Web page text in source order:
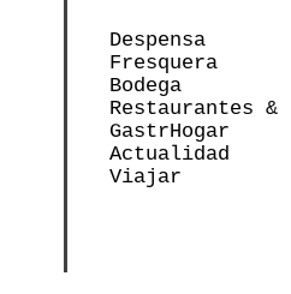
Despensa
Fresquera
Bodega
Restaurantes &
GastrHogar
Actualidad
Viajar